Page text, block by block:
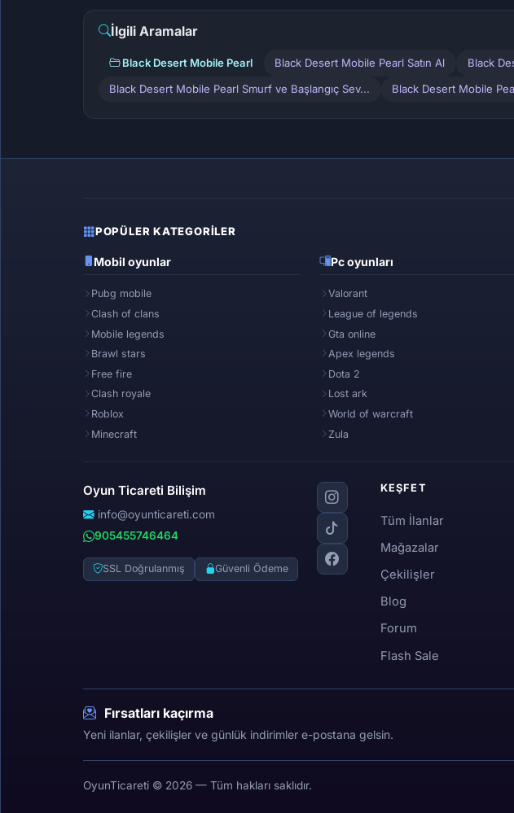
İlgili Aramalar
Black Desert Mobile Pearl Black Desert Mobile Pearl Satın Al Black
Black Desert Mobile Pearl Smurf ve Başlangıç Sev... Black Desert Mobile
POPÜLER KATEGORILER
Mobil oyunlar
Pubg mobile
Clash of clans
Mobile legends
Brawl stars
Free fire
Clash royale
Roblox
Minecraft
Pc oyunları
Valorant
League of legends
Gta online
Apex legends
Dota 2
Lost ark
World of warcraft
Zula
Oyun Ticareti Bilişim
info@oyunticareti.com
905455746464
SSL Doğrulanmış Güvenli Ödeme
KEŞFET
Tüm İlanlar
Mağazalar
Çekilişler
Blog
Forum
Flash Sale
Fırsatları kaçırma
Yeni ilanlar, çekilişler ve günlük indirimler e-postana gelsin.
OyunTicareti © 2026 — Tüm hakları saklıdır.